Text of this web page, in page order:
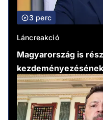
3 perc
Láncreakció
Magyarország is
kezdeményezésének